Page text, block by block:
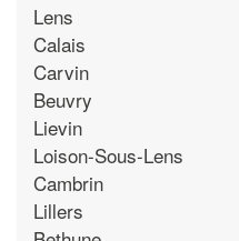
Lens
Calais
Carvin
Beuvry
Lievin
Loison-Sous-Lens
Cambrin
Lillers